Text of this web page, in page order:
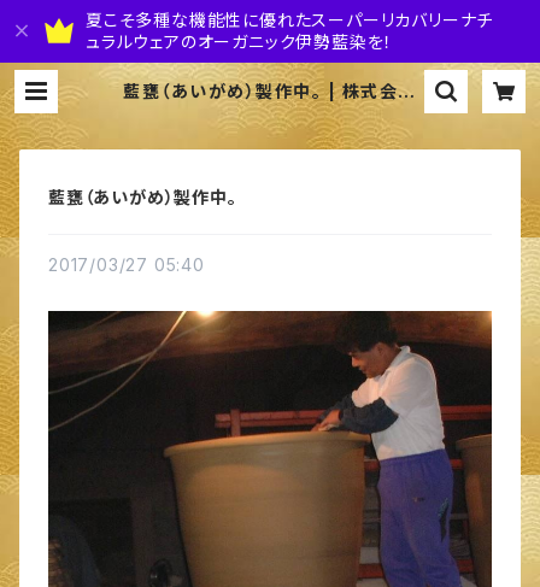
夏こそ多種な機能性に優れたスーパーリカバリーナチ
ュラルウェアのオーガニック伊勢藍染を！
藍甕（あいがめ）製作中。 | 株式会社
伊勢藍JAPAN
藍甕（あいがめ）製作中。
2017/03/27 05:40